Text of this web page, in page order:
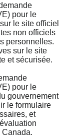
pour le
le site officiel
non officiels
personnelles.
sur le site
et sécurisée.
pour le
gouvernement
le formulaire
et